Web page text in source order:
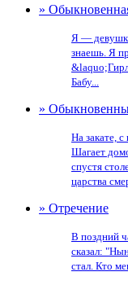
»
Я —
знаешь. Я
Бабу...
»
На закате,
Шагает
спустя
царства
» Отречение
В поздний
сказал:
стал. Кто